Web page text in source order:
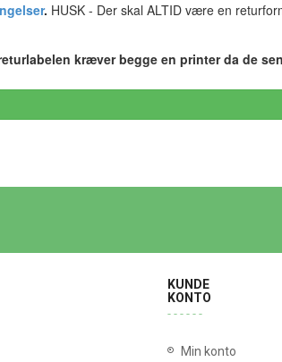
. HUSK - Der skal ALTID være en
kræver begge en printer da de
KUNDE
KONTO
Min konto